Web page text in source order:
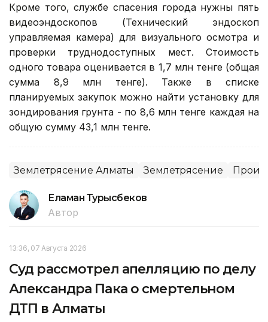
Кроме того, службе спасения города нужны пять
видеоэндоскопов (Технический эндоскоп
управляемая камера) для визуального осмотра и
проверки труднодоступных мест. Стоимость
одного товара оценивается в 1,7 млн тенге (общая
сумма 8,9 млн тенге). Также в списке
планируемых закупок можно найти установку для
зондирования грунта - по 8,6 млн тенге каждая на
общую сумму 43,1 млн тенге.
Землетрясение Алматы Землетрясение
Еламан Турысбеков
Автор
13:36, 07 Августа 2026
Суд рассмотрел апелляцию по делу
Александра Пака о смертельном
ДТП в Алматы